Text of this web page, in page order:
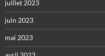
juillet 2023
juin 2023
mai 2023